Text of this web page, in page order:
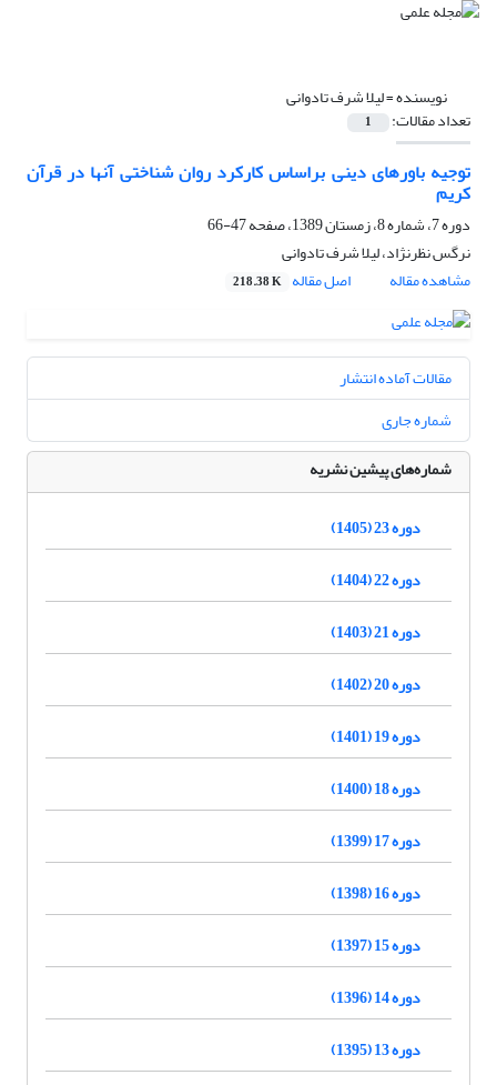
نویسنده =لیلا شرف تادوانی
تعداد مقالات: 1
توجیه باورهای دینی براساس کارکرد روان شناختی آنها در قرآن
کریم
دوره 7، شماره 8، زمستان 1389، صفحه
47-66
نرگس نظرنژاد، لیلا شرف تادوانی
مشاهده مقاله
اصل مقاله 218.38 K
مقالات آماده انتشار
شماره جاری
شماره‌های پیشین نشریه
دوره 23 (1405)
دوره 22 (1404)
دوره 21 (1403)
دوره 20 (1402)
دوره 19 (1401)
دوره 18 (1400)
دوره 17 (1399)
دوره 16 (1398)
دوره 15 (1397)
دوره 14 (1396)
دوره 13 (1395)